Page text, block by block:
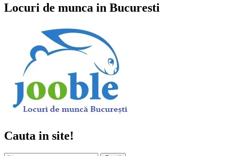
Locuri de munca in Bucuresti
Cauta in site!